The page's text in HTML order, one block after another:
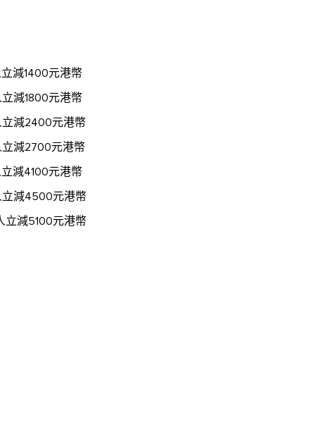
減1400元港幣
減1800元港幣
減2400元港幣
減2700元港幣
減4100元港幣
減4500元港幣
減5100元港幣